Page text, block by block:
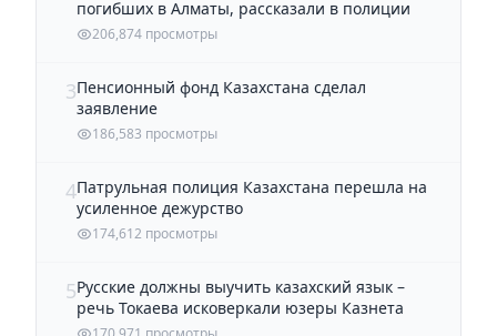
погибших в Алматы, рассказали в полиции
206,874 просмотры
3Пенсионный фонд Казахстана сделал
заявление
186,583 просмотры
4Патрульная полиция Казахстана перешла на
усиленное дежурство
174,612 просмотры
5Русские должны выучить казахский язык –
речь Токаева исковеркали юзеры Казнета